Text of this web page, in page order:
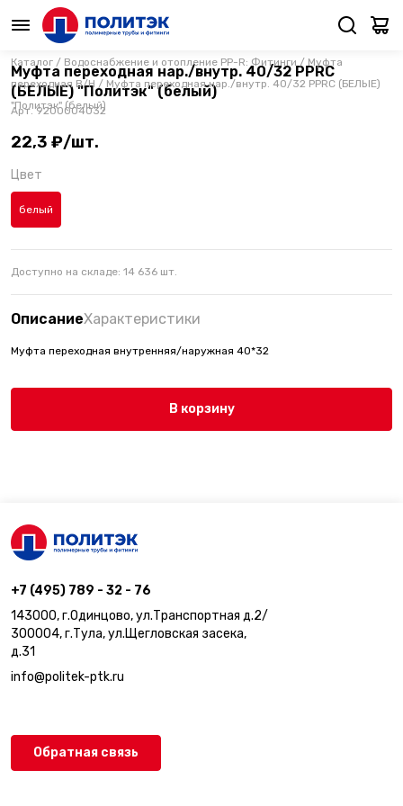
Каталог / Водоснабжение и отопление PP-R: Фитинги / Муфта
переходная В/Н / Муфта переходная нар./внутр. 40/32 PPRC (БЕЛЫЕ)
"Политэк" (белый)
Муфта переходная нар./внутр. 40/32 PPRC
(БЕЛЫЕ) "Политэк" (белый)
Арт.9200004032
22,3 ₽/шт.
Цвет
белый
Доступно на складе: 14 636 шт.
ОписаниеХарактеристики
Муфта переходная внутренняя/наружная 40*32
В корзину
+7 (495) 789 - 32 - 76
143000, г.Одинцово, ул.Транспортная д.2/
300004, г.Тула, ул.Щегловская засека,
д.31
info@politek-ptk.ru
Обратная связь